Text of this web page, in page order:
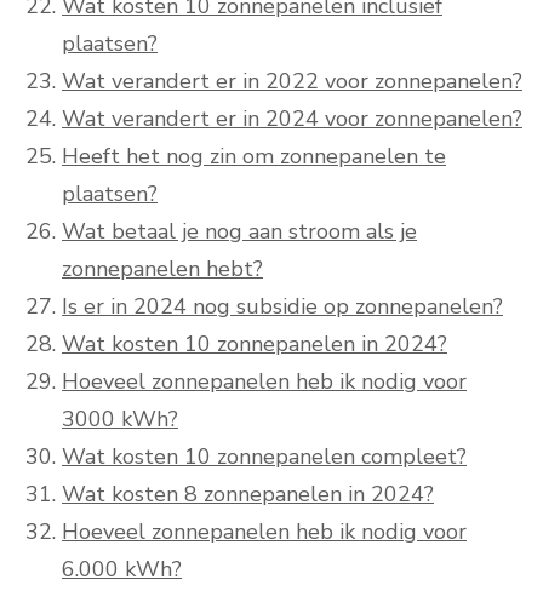
Wat kosten 10 zonnepanelen inclusief
plaatsen?
Wat verandert er in 2022 voor zonnepanelen?
Wat verandert er in 2024 voor zonnepanelen?
Heeft het nog zin om zonnepanelen te
plaatsen?
Wat betaal je nog aan stroom als je
zonnepanelen hebt?
Is er in 2024 nog subsidie op zonnepanelen?
Wat kosten 10 zonnepanelen in 2024?
Hoeveel zonnepanelen heb ik nodig voor
3000 kWh?
Wat kosten 10 zonnepanelen compleet?
Wat kosten 8 zonnepanelen in 2024?
Hoeveel zonnepanelen heb ik nodig voor
6.000 kWh?